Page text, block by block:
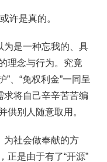
许是真的。
为是一种忘我的、具
理念与行为。究竟
”、“免权利金”一同呈
求将自己辛辛苦苦编
供别人随意取用。
为社会做奉献的方
正是由于有了“开源”